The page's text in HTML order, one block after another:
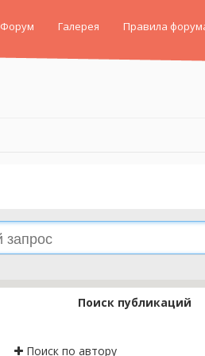
Форум Галерея Правила
Поиск публикаций
Поиск по автору